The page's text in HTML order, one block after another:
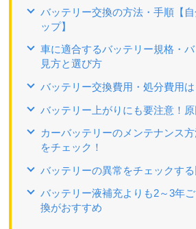
バッテリー交換の方法・手順【
ップ】
車に適合するバッテリー規格・
見方と選び方
バッテリー交換費用・処分費用は
バッテリー上がりにも要注意！原
カーバッテリーのメンテナンス
をチェック！
バッテリーの異常をチェックす
バッテリー液補充よりも2～3年
換がおすすめ